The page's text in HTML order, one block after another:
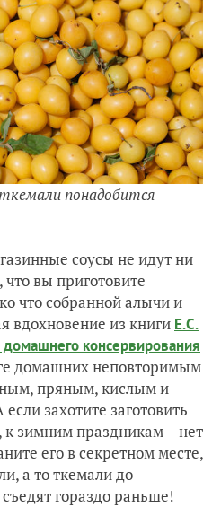
понадобится
соусы не идут ни
вы приготовите
что собранной алычи и
вдохновение из книги Е.С.
консервирования
домашних неповторимым
пряным, кислым и
захотите заготовить
к зимним праздникам – нет
его в секретном месте,
а то ткемали до
гораздо раньше!